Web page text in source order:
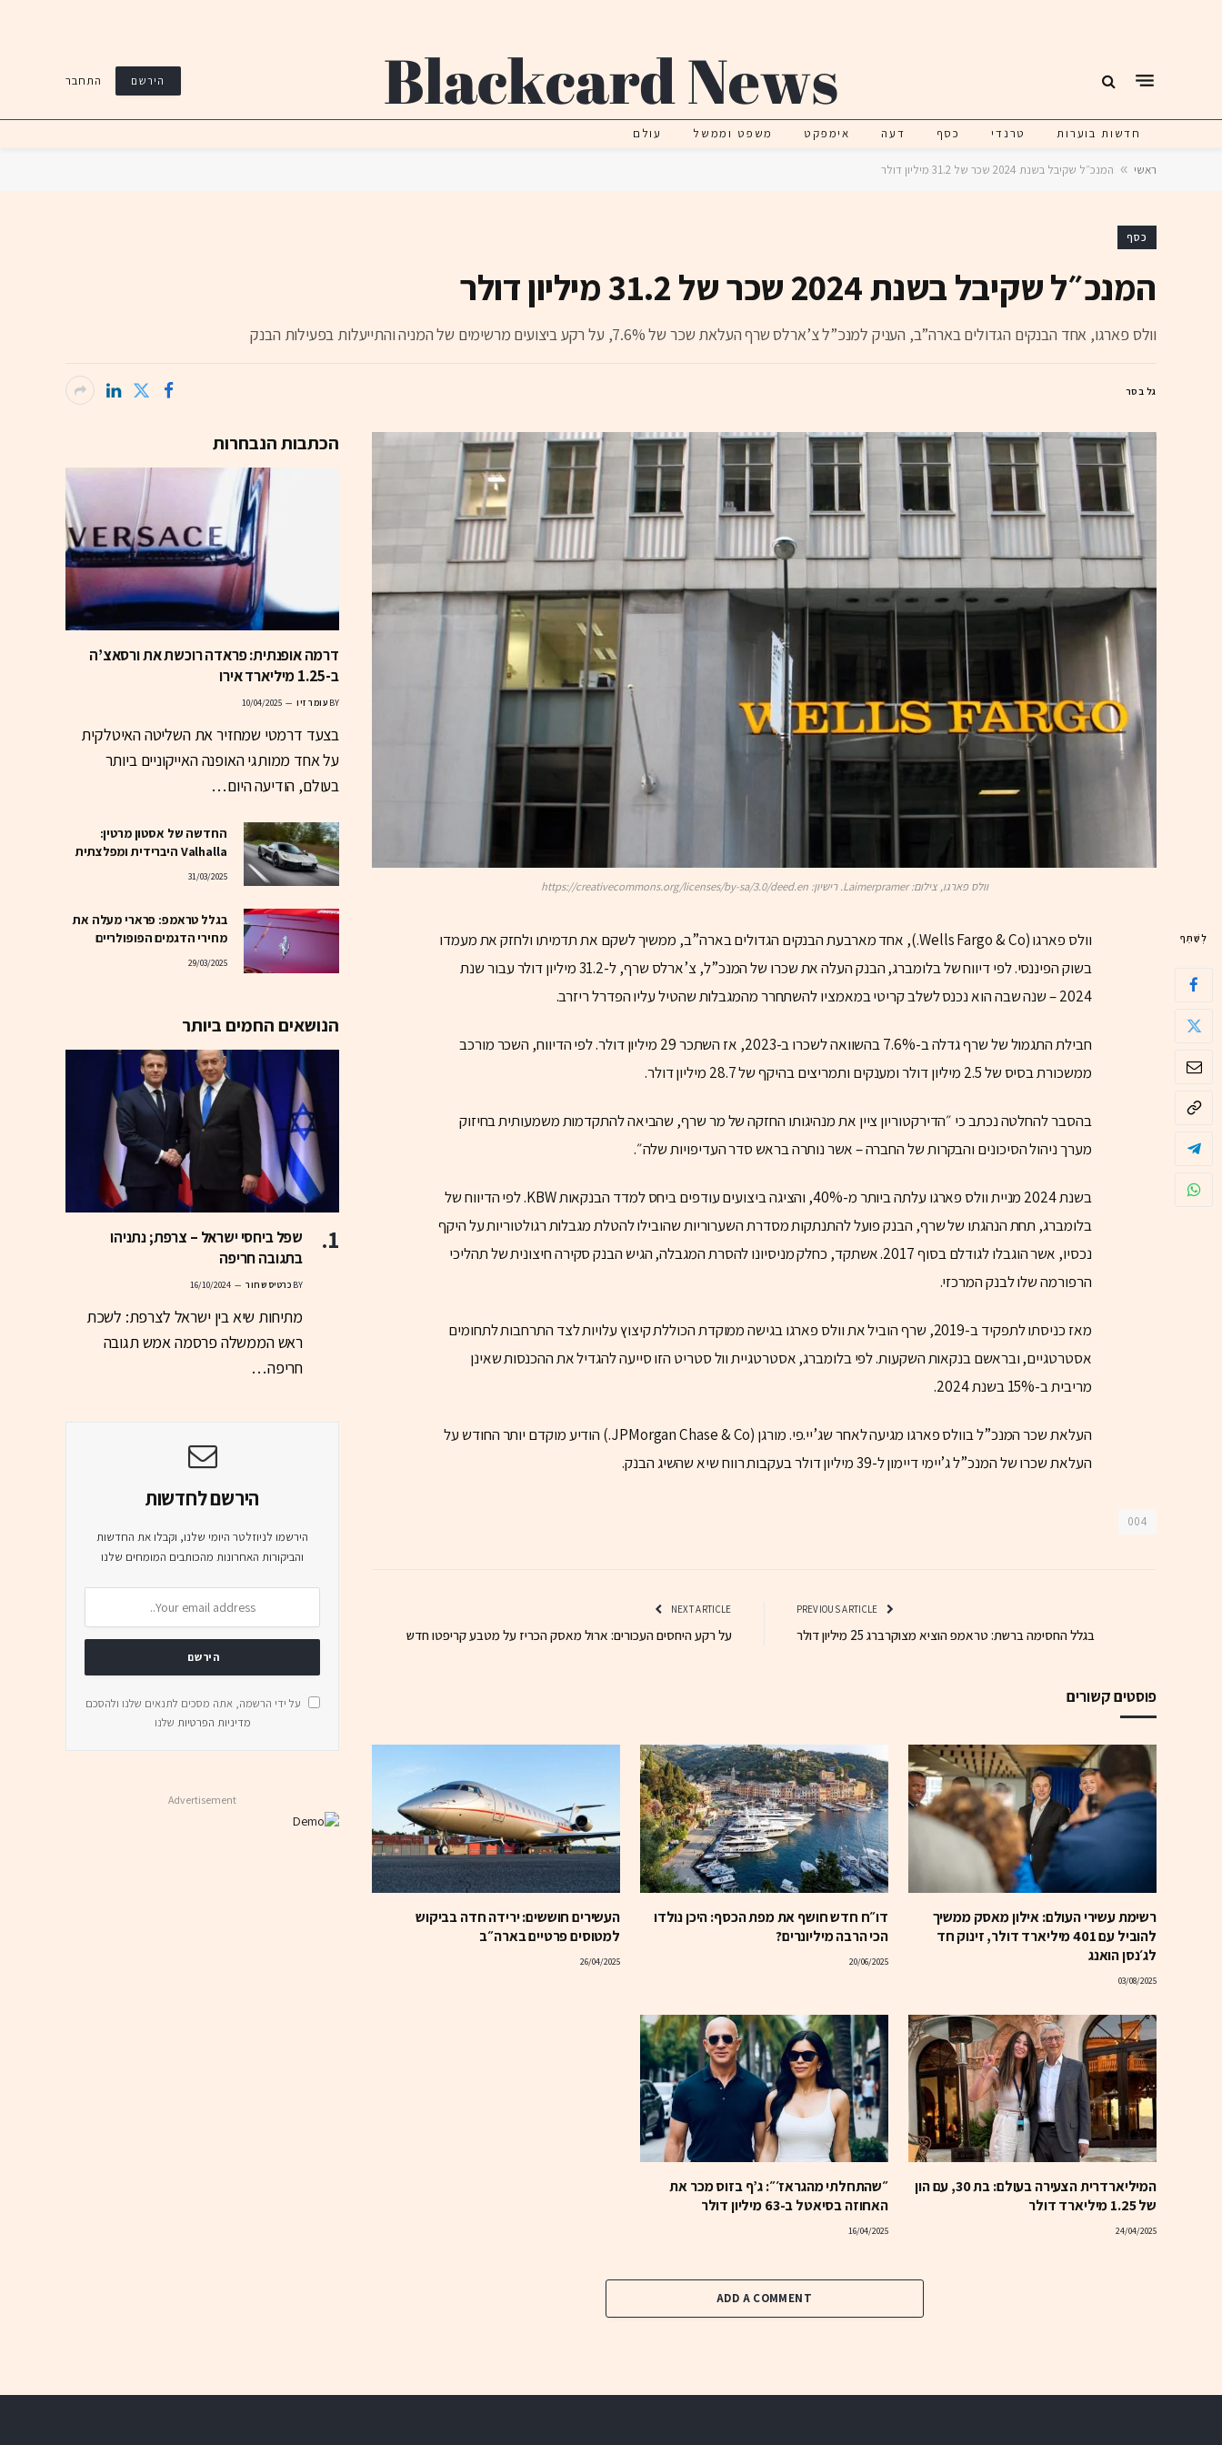
הירשם התחבר
חדשות בוערות טרנדי כסף דעה אימפקט משפט וממשל עולם
ראשי » המנכ״ל שקיבל בשנת 2024 שכר של 31.2 מיליון דולר
כסף
המנכ״ל שקיבל בשנת 2024 שכר של 31.2 מיליון דולר
וולס פארגו, אחד הבנקים הגדולים בארה”ב, העניק למנכ”ל צ’ארלס שרף העלאת שכר של 7.6%, על רקע ביצועים מרשימים של המניה והתייעלות בפעילות הבנק
גל בסר
וולס פארגו, צילום: Laimerpramer. רישיון: https://creativecommons.org/licenses/by-sa/3.0/deed.en
לְשַׁתֵּף
וולס פארגו (Wells Fargo & Co.), אחד מארבעת הבנקים הגדולים בארה”ב, ממשיך לשקם את תדמיתו ולחזק את מעמדו
בשוק הפיננסי. לפי דיווח של בלומברג, הבנק העלה את שכרו של המנכ”ל, צ’ארלס שרף, ל-31.2 מיליון דולר עבור שנת
2024 – שנה שבה הוא נכנס לשלב קריטי במאמציו להשתחרר מהמגבלות שהטיל עליו הפדרל ריזרב.
חבילת התגמול של שרף גדלה ב-7.6% בהשוואה לשכרו ב-2023, אז השתכר 29 מיליון דולר. לפי הדיווח, השכר מורכב
ממשכורת בסיס של 2.5 מיליון דולר ומענקים ותמריצים בהיקף של 28.7 מיליון דולר.
בהסבר להחלטה נכתב כי ״הדירקטוריון ציין את מנהיגותו החזקה של מר שרף, שהביאה להתקדמות משמעותית בחיזוק
מערך ניהול הסיכונים והבקרות של החברה – אשר נותרה בראש סדר העדיפויות שלה״.
בשנת 2024 מניית וולס פארגו עלתה ביותר מ-40%, והציגה ביצועים עודפים ביחס למדד הבנקאות KBW. לפי הדיווח של
בלומברג, תחת הנהגתו של שרף, הבנק פועל להתנתקות מסדרת השערוריות שהובילו להטלת מגבלות רגולטוריות על היקף
נכסיו, אשר הוגבלו לגודלם בסוף 2017. אשתקד, כחלק מניסיונו להסרת המגבלה, הגיש הבנק סקירה חיצונית של תהליכי
הרפורמה שלו לבנק המרכזי.
מאז כניסתו לתפקיד ב-2019, שרף הוביל את וולס פארגו בגישה ממוקדת הכוללת קיצוץ עלויות לצד התרחבות לתחומים
אסטרטגיים, ובראשם בנקאות השקעות. לפי בלומברג, אסטרטגיית וול סטריט הזו סייעה להגדיל את ההכנסות שאינן
מריבית ב-15% בשנת 2024.
העלאת שכר המנכ”ל בוולס פארגו מגיעה לאחר שג’יי.פי. מורגן (JPMorgan Chase & Co.) הודיע מוקדם יותר החודש על
העלאת שכרו של המנכ”ל ג’יימי דיימון ל-39 מיליון דולר בעקבות רווח שיא שהשיג הבנק.
004
בגלל החסימה ברשת: טראמפ הוציא מצוקרברג 25 מיליון דולר
NEXT ARTICLE
על רקע היחסים העכורים: ארול מאסק הכריז על מטבע קריפטו חדש
פוסטים קשורים
רשימת עשירי העולם: אילון מאסק ממשיך
להוביל עם 401 מיליארד דולר, זינוק חד
לג׳נסן הואנג
03/08/2025
דו״ח חדש חושף את מפת הכסף: היכן נולדו
הכי הרבה מיליונרים?
20/06/2025
העשירים חוששים: ירידה חדה בביקוש
למטוסים פרטיים בארה״ב
26/04/2025
המיליארדרית הצעירה בעולם: בת 30, עם הון
של 1.25 מיליארד דולר
24/04/2025
״שהתחלתי מהגראז׳״: ג’ף בזוס מכר את
האחוזה בסיאטל ב-63 מיליון דולר
16/04/2025
ADD A COMMENT
הכתבות הנבחרות
דרמה אופנתית: פראדה רוכשת את ורסאצ’ה
ב-1.25 מיליארד אירו
BY עומר זיו 10/04/2025
בצעד דרמטי שמחזיר את השליטה האיטלקית
על אחד ממותגי האופנה האייקוניים ביותר
בעולם, הודיעה היום…
החדשה של אסטון מרטין:
Valhalla היברידית ומפלצתית
31/03/2025
בגלל טראמפ: פרארי מעלה את
מחירי הדגמים הפופולריים
29/03/2025
הנושאים החמים ביותר
שפל ביחסי ישראל – צרפת; נתניהו
בתגובה חריפה
BY כרטיס שחור 16/10/2024
מתיחות שיא בין ישראל לצרפת: לשכת
ראש הממשלה פרסמה אמש תגובה
חריפה…
הירשם לחדשות
הירשמו לניוזלטר היומי שלנו, וקבלו את החדשות
והביקורות האחרונות מהכותבים המומחים שלנו
על ידי הרשמה, אתה מסכים לתנאים שלנו ולהסכם
מדיניות הפרטיות שלנו
Advertisement